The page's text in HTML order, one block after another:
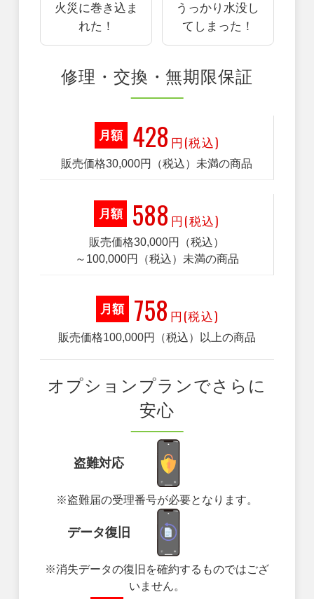
火災に巻き込ま
れた！
うっかり水没し
てしまった！
修理・交換・無期限保証
月額 428 円(税込)
販売価格30,000円（税込）未満の商品
月額 588 円(税込)
販売価格30,000円（税込）
～100,000円（税込）未満の商品
月額 758 円(税込)
販売価格100,000円（税込）以上の商品
オプションプランでさらに
安心
盗難対応
※盗難届の受理番号が必要となります。
データ復旧
※消失データの復旧を確約するものではござ
いません。